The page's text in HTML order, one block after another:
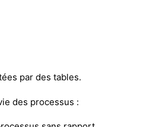
par des tables.
des processus :